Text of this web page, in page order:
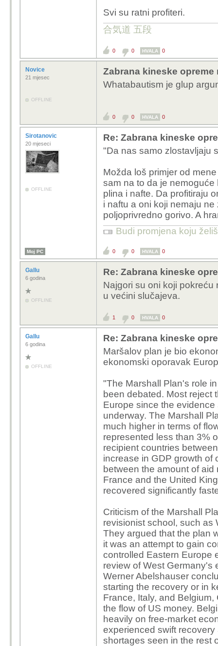
Svi su ratni profiteri.
合気道 五段
0 0 HVALA 0
Novice
21 mjesec
OFFLINE
Zabrana kineske
Whatabautism je glup
0 0 HVALA 0
Sirotanovic
20 mjeseci
OFFLINE
Re: Zabrana kineske
"Da nas samo zlostavljaju
Možda loš primjer od
sam na to da je
plina i nafte. Da profitiraju
i naftu a oni koji nemaju
poljoprivredno gorivo. A
Budi promjena koju
Moj PC 0 0 HVALA 0
Gallu
6 godina
OFFLINE
Re: Zabrana kineske
Najgori su oni koji pokreću
u većini slučajeva.
1 0 HVALA 0
Gallu
6 godina
OFFLINE
Re: Zabrana kineske
Maršalov plan je bio
ekonomski oporavak
"The Marshall Plan's role
been debated. Most reject
Europe since the
underway. The Marshall
much higher in terms of
represented less than 3%
recipient countries
increase in GDP growth of
between the amount of
France and the United
recovered significantly
Criticism of the Marshall
revisionist school, such as
They argued that the plan
it was an attempt to gain
controlled Eastern Europe
review of West Germany's
Werner Abelshauser
starting the recovery or in
France, Italy, and
the flow of US money.
heavily on free-market
experienced swift
shortages seen in the rest